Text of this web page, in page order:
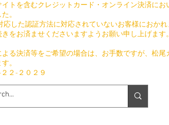
トを含むクレジットカード・オンライン決済に
。
応した認証方法に対応されていないお客様におか
をお済ませくださいますようお願い申し上げます。
る決済等をご希望の場合は、お手数ですが、松
す。
-２０２９